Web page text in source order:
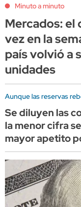
Minuto a minuto
Mercados: el
vez en la
país volvió a
unidades
Aunque las reservas
Se diluyen las
la menor cifra
mayor apetito